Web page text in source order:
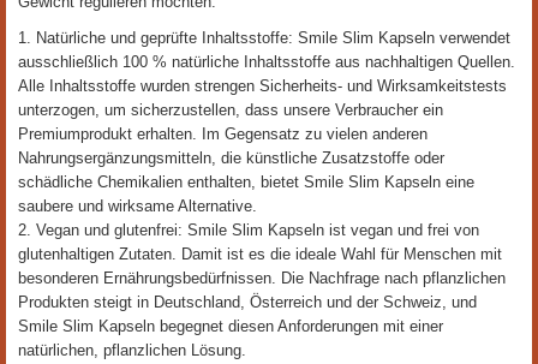
1. Natürliche und geprüfte Inhaltsstoffe: Smile Slim Kapseln verwendet
ausschließlich 100 % natürliche Inhaltsstoffe aus nachhaltigen Quellen.
Alle Inhaltsstoffe wurden strengen Sicherheits- und Wirksamkeitstests
unterzogen, um sicherzustellen, dass unsere Verbraucher ein
Premiumprodukt erhalten. Im Gegensatz zu vielen anderen
Nahrungsergänzungsmitteln, die künstliche Zusatzstoffe oder
schädliche Chemikalien enthalten, bietet Smile Slim Kapseln eine
saubere und wirksame Alternative.
2. Vegan und glutenfrei: Smile Slim Kapseln ist vegan und frei von
glutenhaltigen Zutaten. Damit ist es die ideale Wahl für Menschen mit
besonderen Ernährungsbedürfnissen. Die Nachfrage nach pflanzlichen
Produkten steigt in Deutschland, Österreich und der Schweiz, und
Smile Slim Kapseln begegnet diesen Anforderungen mit einer
natürlichen, pflanzlichen Lösung.